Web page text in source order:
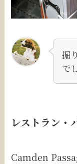
掘
で
レストラン・
Camden